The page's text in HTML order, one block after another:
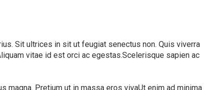
Sit ultrices in sit ut feugiat senectus non. Quis viverra
vitae id est orci ac egestas.Scelerisque sapien ac
magna. Pretium ut in massa eros vivaUt enim ad minima